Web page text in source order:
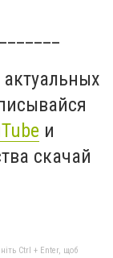
и
скачай
Ctrl + Enter, щоб